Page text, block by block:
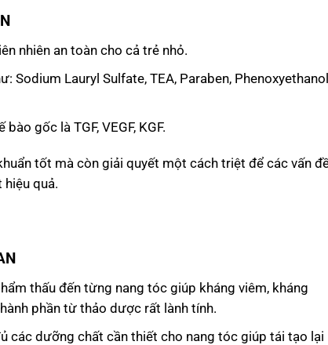
nhiên an toàn cho cả trẻ nhỏ.
Sodium Lauryl Sulfate, TEA, Paraben,
gốc là TGF, VEGF, KGF.
tốt mà còn giải quyết một cách triệt để các vấn
quả.
thấu đến từng nang tóc giúp kháng viêm, kháng
phần từ thảo dược rất lành tính.
các dưỡng chất cần thiết cho nang tóc giúp tái tạo lại